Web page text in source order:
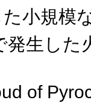
小規模
発生した
of